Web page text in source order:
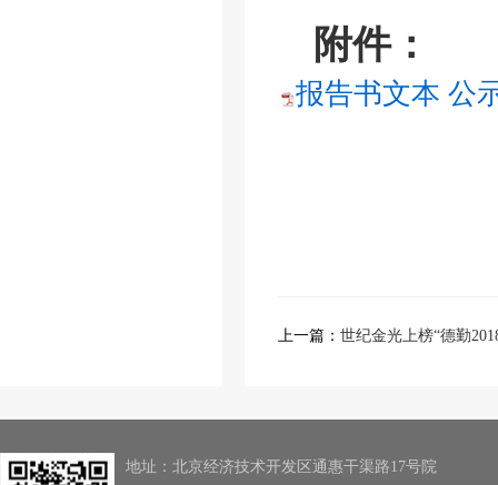
附件：
报告书文本 公
上一篇： 世纪金光上榜“德勤
地址：北京经济技术开发区通惠干渠路17号院